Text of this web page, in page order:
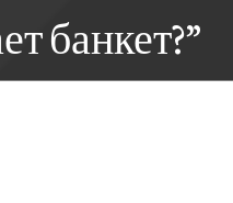
банкет?”